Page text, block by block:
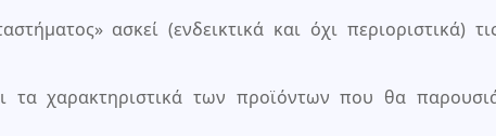
ασκεί (ενδεικτικά και όχι περιοριστικά)
τα χαρακτηριστικά των προϊόντων που θα